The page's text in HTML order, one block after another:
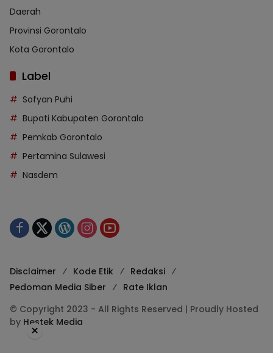
Daerah
Provinsi Gorontalo
Kota Gorontalo
Label
Sofyan Puhi
Bupati Kabupaten Gorontalo
Pemkab Gorontalo
Pertamina Sulawesi
Nasdem
Disclaimer Kode Etik
Redaksi
Pedoman Media Siber
Rate Iklan
© Copyright 2023 - All Rights Reserved | Proudly Hosted
by Hestek Media
×